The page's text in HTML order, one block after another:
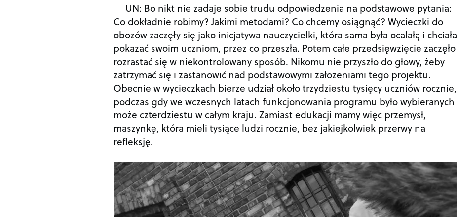
UN: Bo nikt nie zadaje sobie trudu odpowiedzenia na podstawowe pytania:
Co dokładnie robimy? Jakimi metodami? Co chcemy osiągnąć? Wycieczki do
obozów zaczęły się jako inicjatywa nauczycielki, która sama była ocalałą i chciała
pokazać swoim uczniom, przez co przeszła. Potem całe przedsięwzięcie zaczęło
rozrastać się w niekontrolowany sposób. Nikomu nie przyszło do głowy, żeby
zatrzymać się i zastanowić nad podstawowymi założeniami tego projektu.
Obecnie w wycieczkach bierze udział około trzydziestu tysięcy uczniów rocznie,
podczas gdy we wczesnych latach funkcjonowania programu było wybieranych
może czterdziestu w całym kraju. Zamiast edukacji mamy więc przemysł,
maszynkę, która mieli tysiące ludzi rocznie, bez jakiejkolwiek przerwy na
refleksję.